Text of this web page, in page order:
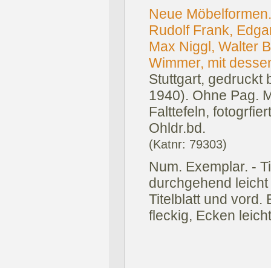
Neue
Rudolf Frank,
Max Niggl, Walter
Wimmer, mit
Stuttgart, gedruckt
1940). Ohne Pag.
Falttefeln,
Ohldr.bd.
(Katnr: 79303)
Num. Exemplar. -
durchgehend
Titelblatt und vord.
fleckig, Ecken